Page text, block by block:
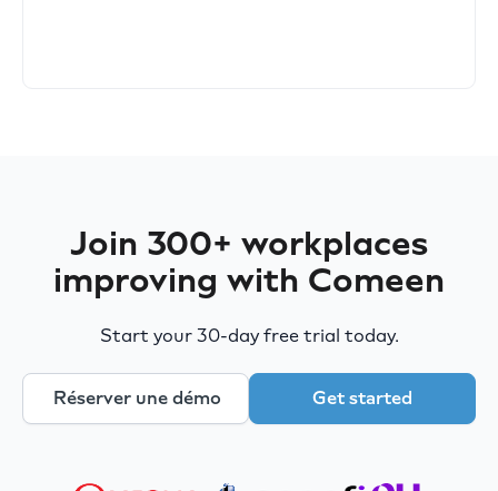
Join 300+ workplaces
improving with Comeen
Start your 30-day free trial today.
Réserver une démo Get started